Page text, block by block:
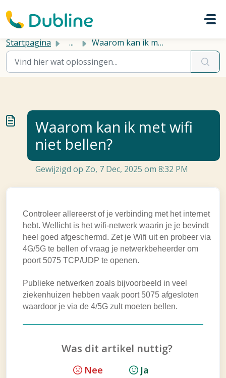
Startpagina ... Waarom kan ik met wifi niet bellen?
Waarom kan ik met wifi
niet bellen?
Gewijzigd op Zo, 7 Dec, 2025 om 8:32 PM
Controleer allereerst of je verbinding met het internet
hebt. Wellicht is het wifi-netwerk waarin je je bevindt
heel goed afgeschermd. Zet je Wifi uit en probeer via
4G/5G te bellen of vraag je netwerkbeheerder om
poort 5075 TCP/UDP te openen.
Publieke netwerken zoals bijvoorbeeld in veel
ziekenhuizen hebben vaak poort 5075 afgesloten
waardoor je via de 4/5G zult moeten bellen.
Was dit artikel nuttig?
Nee Ja